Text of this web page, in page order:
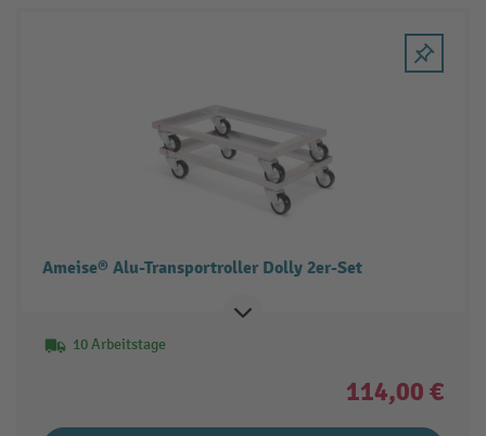
Ameise® Alu-Transportroller Dolly 2er-Set
10 Arbeitstage
114,00 €